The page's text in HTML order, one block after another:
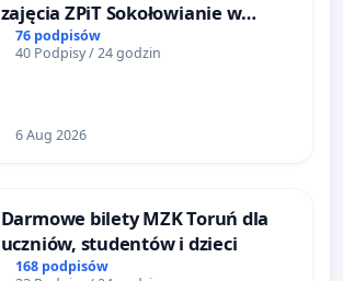
zajęcia ZPiT Sokołowianie w
Sokołowskim Ośrodku Kultury
76 podpisów
40 Podpisy / 24 godzin
6 Aug 2026
Darmowe bilety MZK Toruń dla
uczniów, studentów i dzieci
168 podpisów